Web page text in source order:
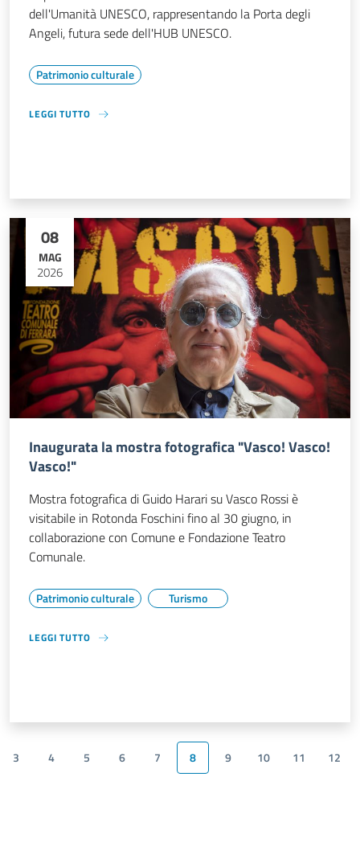
dell'Umanità UNESCO, rappresentando la Porta degli
Angeli, futura sede dell'HUB UNESCO.
Patrimonio culturale
LEGGI TUTTO
08
MAG
2026
Inaugurata la mostra fotografica "Vasco! Vasco!
Vasco!"
Mostra fotografica di Guido Harari su Vasco Rossi è
visitabile in Rotonda Foschini fino al 30 giugno, in
collaborazione con Comune e Fondazione Teatro
Comunale.
Patrimonio culturale Turismo
LEGGI TUTTO
3 4 5 6 7 8 9 10 11 12